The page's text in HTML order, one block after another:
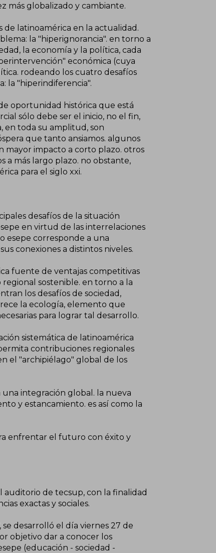
más globalizado y cambiante.
de latinoamérica en la actualidad.
la "hiperignorancia". en torno a
la economía y la política, cada
económica (cuya
rodeando los cuatro desafíos
la "hiperindiferencia".
oportunidad histórica que está
sólo debe ser el inicio, no el fin,
en toda su amplitud, son
que tanto ansiamos. algunos
mayor impacto a corto plazo. otros
a más largo plazo. no obstante,
para el siglo xxi.
desafíos de la situación
en virtud de las interrelaciones
esepe corresponde a una
conexiones a distintos niveles.
fuente de ventajas competitivas
sostenible. en torno a la
los desafíos de sociedad,
la ecología, elemento que
para lograr tal desarrollo.
sistemática de latinoamérica
contribuciones regionales
el "archipiélago" global de los
integración global. la nueva
y estancamiento. es así como la
enfrentar el futuro con éxito y
auditorio de tecsup, con la finalidad
exactas y sociales.
desarrolló el día viernes 27 de
objetivo dar a conocer los
(educación - sociedad -